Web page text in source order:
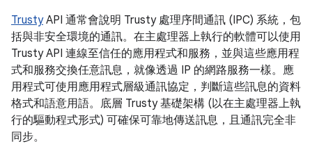
TrustyAPI 通常會說明 Trusty 處理序間通訊 (IPC) 系統，包
括與非安全環境的通訊。在主處理器上執行的軟體可以使用
Trusty API 連線至信任的應用程式和服務，並與這些應用程
式和服務交換任意訊息，就像透過 IP 的網路服務一樣。應
用程式可使用應用程式層級通訊協定，判斷這些訊息的資料
格式和語意用語。底層 Trusty 基礎架構 (以在主處理器上執
行的驅動程式形式) 可確保可靠地傳送訊息，且通訊完全非
同步。